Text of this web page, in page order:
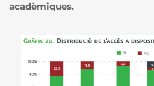
acadèmiques.